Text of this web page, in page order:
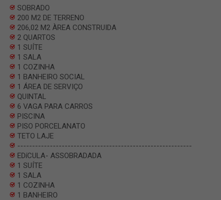
SOBRADO
200 M2 DE TERRENO
206,02 M2 ÀREA CONSTRUIDA
2 QUARTOS
1 SUÍTE
1 SALA
1 COZINHA
1 BANHEIRO SOCIAL
1 ÁREA DE SERVIÇO
QUINTAL
6 VAGA PARA CARROS
PISCINA
PISO PORCELANATO
TETO LAJE
-----------------------------------------------------------
EDíCULA- ASSOBRADADA
1 SUÍTE
1 SALA
1 COZINHA
1 BANHEIRO